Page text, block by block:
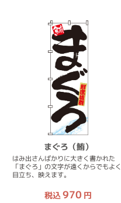
まぐろ（鮪）
はみ出さんばかりに大きく書かれた
「まぐろ」の文字が遠くからでもよく
目立ち、映えます。
税込970 円